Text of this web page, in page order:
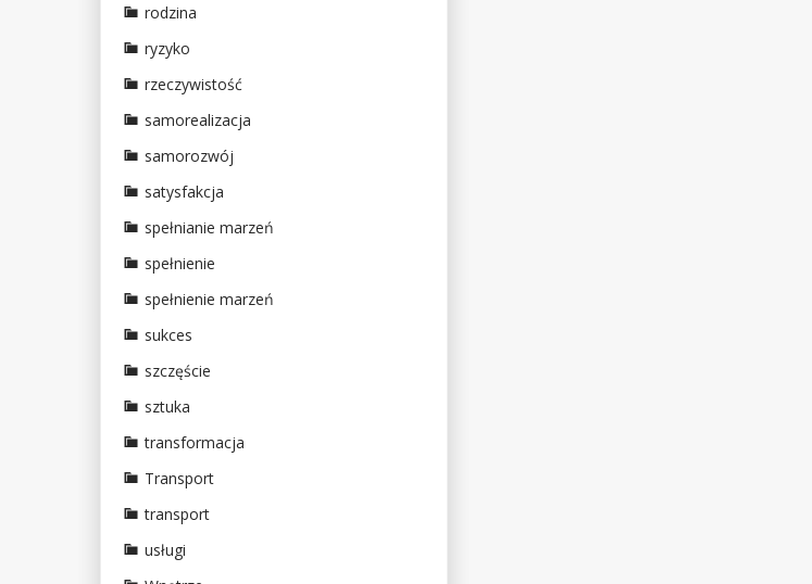
rodzina
ryzyko
rzeczywistość
samorealizacja
samorozwój
satysfakcja
spełnianie marzeń
spełnienie
spełnienie marzeń
sukces
szczęście
sztuka
transformacja
Transport
transport
usługi